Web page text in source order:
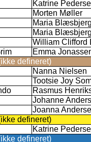
Katrine
Morten Møller
Maria
Maria
William Clifford
Emma
defineret)
Nanna Nielsen
Tootsie Joy
Rasmus
Johanne
Joanna
defineret)
Katrine
defineret)